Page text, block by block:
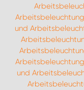
und
und